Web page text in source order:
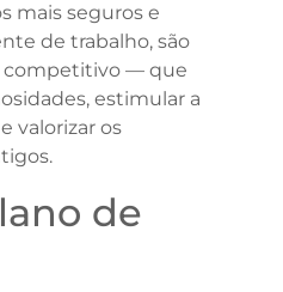
mais seguros e
de trabalho, são
competitivo — que
estimular a
valorizar os
de